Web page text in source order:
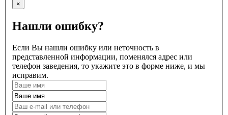
×
Нашли ошибку?
Если Вы нашли ошибку или неточность в
представленной информации, поменялся адрес или
телефон заведения, то укажите это в форме ниже, и мы
исправим.